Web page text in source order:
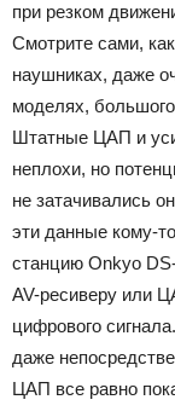
при резком
Смотрите сами,
наушниках, даже
моделях,
Штатные ЦАП и
неплохи, но
не затачивались
эти данные кому-
станцию Onkyo
AV-ресиверу или
цифрового
даже
ЦАП все равно